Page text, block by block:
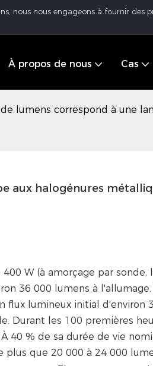
nous nous engageons à fournir
À propos de nous Cas
lumens correspond à une
aux halogénures
W (à amorçage par
36 000 lumens à l'allumage.
lumineux initial d'environ
Durant les 100 premières
40 % de sa durée de vie
que 20 000 à 24 000